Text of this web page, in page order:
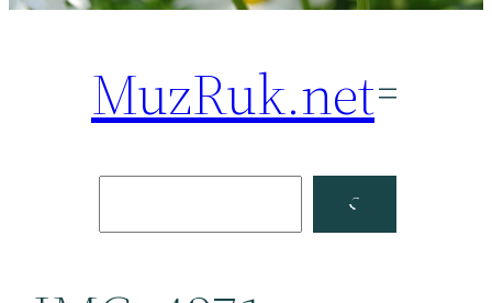
MuzRuk.net
Facebook